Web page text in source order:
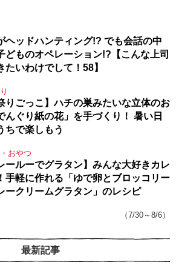
ヘッドハンティング!? でも会話の中
どものオペレーション!?【こんな上司
たいわけでして！58】
りごっこ】ハチの巣みたいな立体のお
んぐり紙の花」を手づくり！ 暑い日
ちで楽しもう
おやつ
ールーでグラタン】みんな大好きカレ
手軽に作れる「ゆで卵とブロッコリー
ークリームグラタン」のレシピ
（7/30～8/6）
最新記事